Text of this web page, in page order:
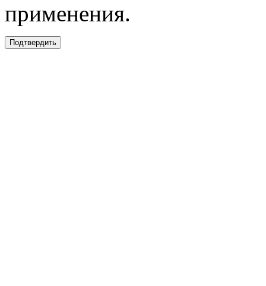
применения.
Подтвердить